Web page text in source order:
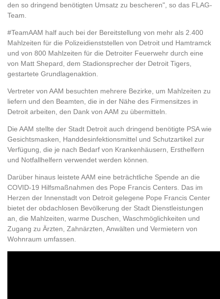
den so dringend benötigten Umsatz zu bescheren", so das FLAG-
Team.
#TeamAAM half auch bei der Bereitstellung von mehr als 2.400
Mahlzeiten für die Polizeidienststellen von Detroit und Hamtramck
und von 800 Mahlzeiten für die Detroiter Feuerwehr durch eine
von Matt Shepard, dem Stadionsprecher der Detroit Tigers,
gestartete Grundlagenaktion.
Vertreter von AAM besuchten mehrere Bezirke, um Mahlzeiten zu
liefern und den Beamten, die in der Nähe des Firmensitzes in
Detroit arbeiten, den Dank von AAM zu übermitteln.
Die AAM stellte der Stadt Detroit auch dringend benötigte PSA wie
Gesichtsmasken, Handdesinfektionsmittel und Schutzartikel zur
Verfügung, die je nach Bedarf von Krankenhäusern, Ersthelfern
und Notfallhelfern verwendet werden können.
Darüber hinaus leistete AAM eine beträchtliche Spende an die
COVID-19 Hilfsmaßnahmen des Pope Francis Centers. Das im
Herzen der Innenstadt von Detroit gelegene Pope Francis Center
bietet der obdachlosen Bevölkerung der Stadt Dienstleistungen
an, die Mahlzeiten, warme Duschen, Waschmöglichkeiten und
Zugang zu Ärzten, Zahnärzten, Anwälten und Vermietern von
Wohnraum umfassen.